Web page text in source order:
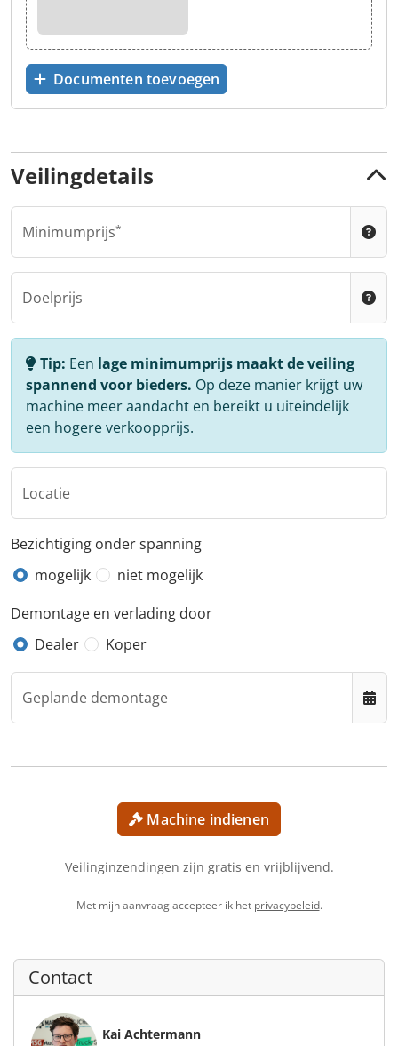
Documenten toevoegen
Veilingdetails
Minimumprijs
Doelprijs
Tip: Een lage minimumprijs maakt de veiling
spannend voor bieders. Op deze manier krijgt uw
machine meer aandacht en bereikt u uiteindelijk
een hogere verkoopprijs.
Locatie
Bezichtiging onder spanning
mogelijk
niet mogelijk
Demontage en verlading door
Dealer
Koper
Geplande demontage
Machine indienen
Veilinginzendingen zijn gratis en vrijblijvend.
Met mijn aanvraag accepteer ik het privacybeleid.
Contact
Kai Achtermann